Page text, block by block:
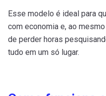
Esse modelo é ideal para
com economia e, ao
de perder horas
tudo em um só lugar.